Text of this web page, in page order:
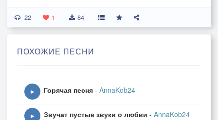
Хоть я в далёком параллельном мире,
И у меня сейчас светает за окном,
Все ясно, как и дважды два четыре,
Моя - далёкая горячая планета,
Твоя - лыжнёй в снегу прямая борозда.
Летят в ночной тиши, и от звезды к звезде -
22 1 84
ПОХОЖИЕ ПЕСНИ
▶ Горячая песня - AnnaKob24
▶ Звучат пустые звуки о любви - AnnaKob24